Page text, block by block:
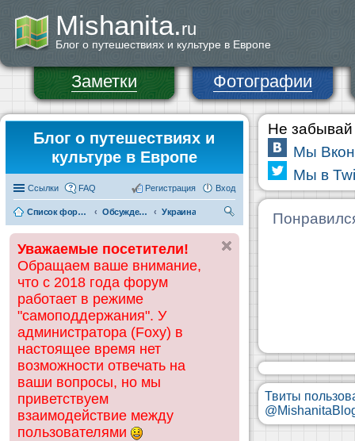
Mishanita.ru
Блог о путешествиях и культуре в Европе
Заметки Фотографии
Блог о путешествиях и
культуре в Европе
Ссылки FAQ Вход
Регистрация
Список форумов Обсуждения и информация по странам Украина
ск
Уважаемые посетители!
Обращаем ваше внимание,
что с 2018 года форум
работает в режиме
"самоподдержания". У
администратора (Foxy) в
настоящее время нет
возможности отвечать на
ваши вопросы, но мы
приветствуем
взаимодействие между
пользователями
Не забывай
Мы
Мы в
Твиты